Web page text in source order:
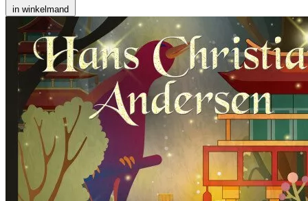
in winkelmand